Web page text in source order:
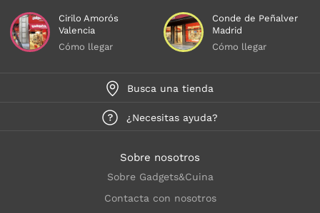
Cirilo Amorós
Valencia
Cómo llegar
Conde de Peñalver
Madrid
Cómo llegar
Busca una tienda
¿Necesitas ayuda?
Sobre nosotros
Sobre Gadgets&Cuina
Contacta con nosotros